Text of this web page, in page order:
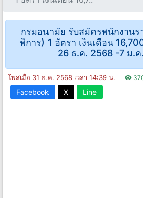
กรมอนามัย รับสมัครพนักงานร
พิการ) 1 อัตรา เงินเดือน
26 ธ.ค. 2568 -7 ม.
โพสเมื่อ 31 ธ.ค. 2568 เวลา 14:39 น.
Facebook X Line